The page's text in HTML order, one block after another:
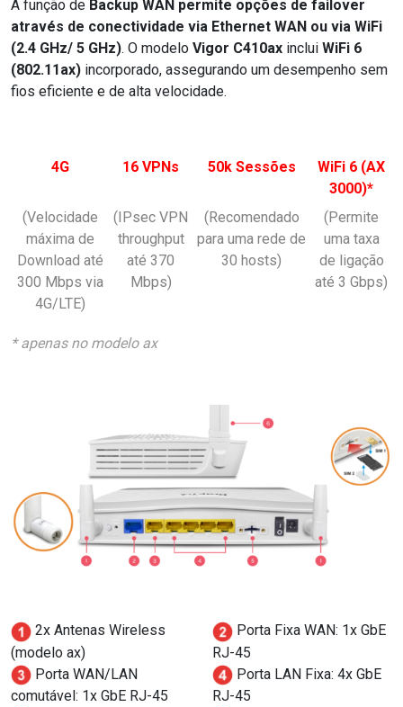
A função de Backup WAN permite opções de failover
através de conectividade via Ethernet WAN ou via WiFi
(2.4 GHz/ 5 GHz). O modelo Vigor C410ax inclui WiFi 6
(802.11ax) incorporado, assegurando um desempenho sem
fios eficiente e de alta velocidade.
4G 16 VPNs 50k Sessões
WiFi 6 (AX
3000)*
(Velocidade
máxima de
Download até
300 Mbps via
4G/LTE)
(IPsec VPN
throughput
até 370
Mbps)
(Recomendado
para uma rede de
30 hosts)
(Permite
uma taxa
de ligação
até 3 Gbps)
* apenas no modelo ax
2x Antenas Wireless
(modelo ax)
Porta Fixa WAN: 1x GbE
RJ-45
Porta WAN/LAN
comutável: 1x GbE RJ-45
Porta LAN Fixa: 4x GbE
RJ-45